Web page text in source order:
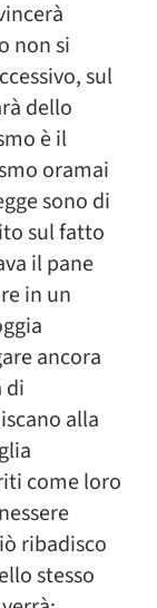
non si
sul
dello
è il
oramai
sono di
sul fatto
il pane
in un
ancora
di
alla
come loro
ribadisco
stesso